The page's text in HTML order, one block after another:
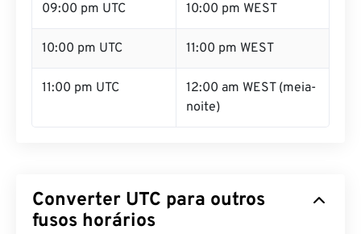
09:00 pm UTC 10:00 pm WEST
10:00 pm UTC 11:00 pm WEST
11:00 pm UTC
12:00 am WEST (meia-
noite)
Converter UTC para outros
fusos horários